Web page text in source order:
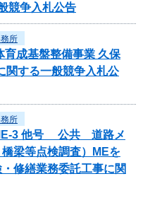
競争入札公告
所
育成基盤整備事業 久保
関する一般競争入札公
所
3 他号 公共 道路メ
梁等点検調査）MEを
修繕業務委託工事に関